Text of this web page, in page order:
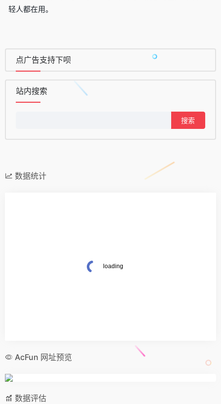
轻人都在用。
点广告支持下呗
站内搜索
数据统计
AcFun 网址预览
数据评估